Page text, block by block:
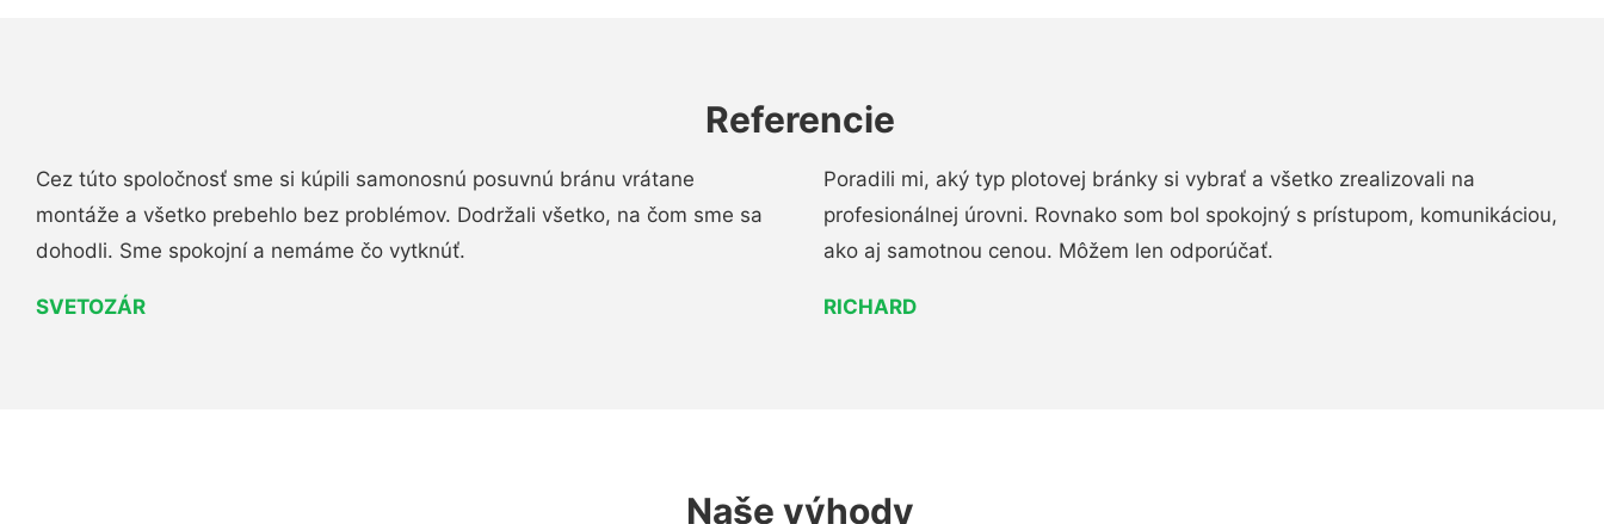
Referencie
Cez túto spoločnosť sme si kúpili samonosnú posuvnú bránu vrátane
montáže a všetko prebehlo bez problémov. Dodržali všetko, na čom sme sa
dohodli. Sme spokojní a nemáme čo vytknúť.
SVETOZÁR
Poradili mi, aký typ plotovej bránky si vybrať a všetko zrealizovali na
profesionálnej úrovni. Rovnako som bol spokojný s prístupom, komunikáciou,
ako aj samotnou cenou. Môžem len odporúčať.
RICHARD
Naše výhody